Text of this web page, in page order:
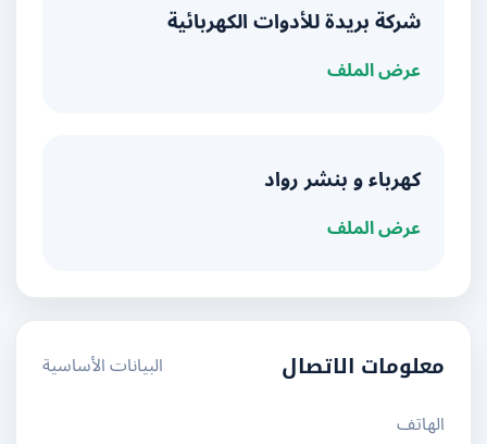
شركة بريدة للأدوات الكهربائية
عرض الملف
كهرباء و بنشر رواد
عرض الملف
معلومات الاتصال
البيانات الأساسية
الهاتف